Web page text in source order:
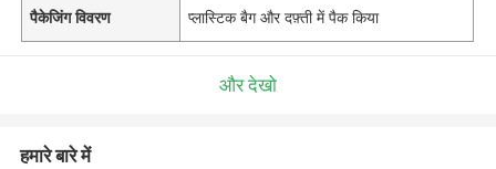
पैकेजिंग विवरण प्लास्टिक बैग और दफ़्ती में पैक किया
और देखो
हमारे बारे में